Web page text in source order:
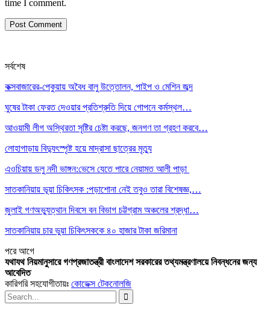
time I comment.
সর্বশেষ
কক্সবাজারের-পেকুয়ায় অবৈধ বালু উত্তোলন, পাইপ ও মেশিন জব্দ
ঘুষের টাকা ফেরত দেওয়ার প্রতিশ্রুতি দিয়ে গোপনে কর্মস্থল…
আওয়ামী লীগ অস্থিরতা সৃষ্টির চেষ্টা করছে, জনগণ তা গ্রহণ করবে…
লোহাগাড়ায় বিদ্যুৎস্পৃষ্ট হয়ে মাদ্রাসা ছাত্রের মৃত্যু
এওচিয়ায় ডলু নদী ভাঙ্গন:ভেসে যেতে পারে নেয়ামত আলী পাড়া
সাতকানিয়ায় ভূয়া চিকিৎসক :পড়াশোনা নেই তবুও তারা বিশেষজ্ঞ,…
জুলাই গণঅভ্যুত্থান দিবসে বন বিভাগ চট্টগ্রাম অঞ্চলের শ্রদ্ধা…
সাতকানিয়ায় চার ভুয়া চিকিৎসককে ৪০ হাজার টাকা জরিমানা
পরেআগে
যথাযথ নিয়মানুসারে গণপ্রজাতন্ত্রী বাংলাদেশ সরকারের তথ্যমন্ত্রণালয়ে নিবন্ধনের জন্য
আবেদিত
কারিগরি সহযোগীতায়ঃ কোডেক্স টেকনোলজি